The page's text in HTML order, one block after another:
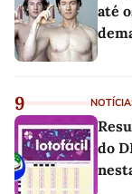
até
9
do